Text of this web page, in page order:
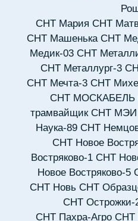
СНТ Мария СНТ
СНТ Машенька СНТ
Медик-03 СНТ
СНТ Металлург-3
СНТ Мечта-3 СНТ
СНТ МОСКАБЕЛЬ
трамвайщик СНТ МЭИ
Наука-89 СНТ
СНТ Новое
Востряково-1 СНТ
Новое Востряково-5
СНТ Новь СНТ
СНТ Острожки-
СНТ Пахра-Агро СНТ